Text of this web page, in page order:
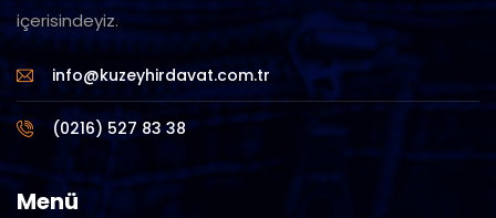
içerisindeyiz.
info@kuzeyhirdavat.com.tr
(0216) 527 83 38
Menü